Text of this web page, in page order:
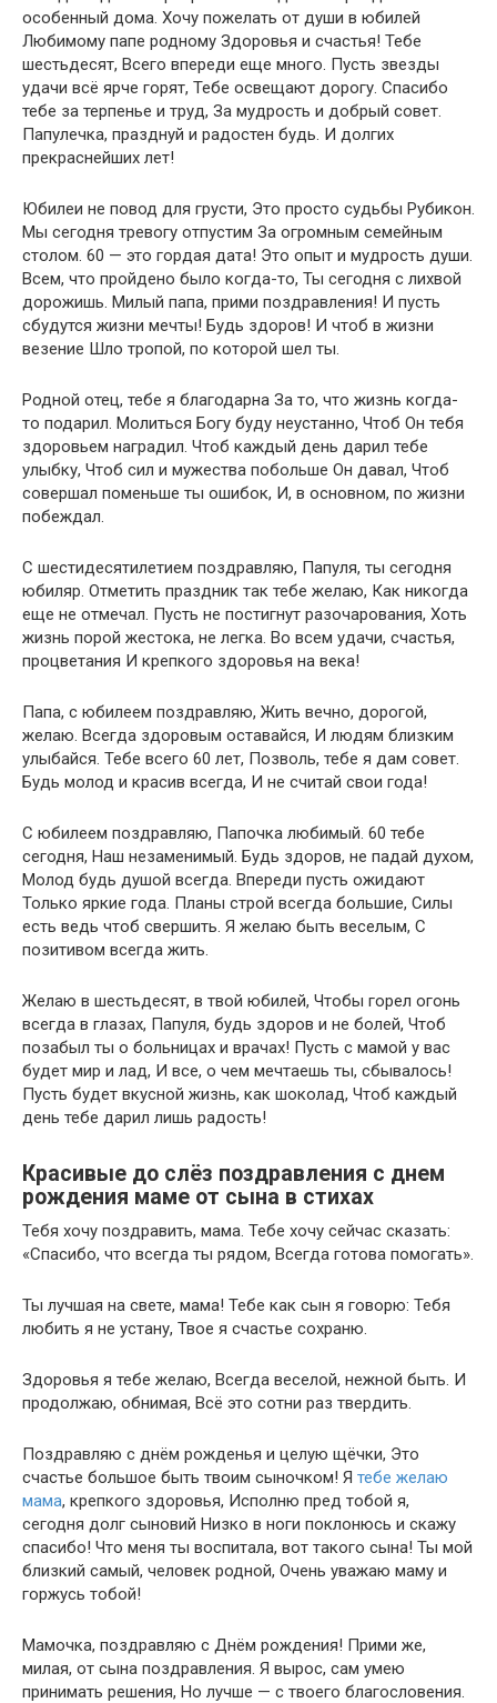
особенный дома. Хочу пожелать от души в юбилей
Любимому папе родному Здоровья и счастья! Тебе
шестьдесят, Всего впереди еще много. Пусть звезды
удачи всё ярче горят, Тебе освещают дорогу. Спасибо
тебе за терпенье и труд, За мудрость и добрый совет.
Папулечка, празднуй и радостен будь. И долгих
прекраснейших лет!
Юбилеи не повод для грусти, Это просто судьбы Рубикон.
Мы сегодня тревогу отпустим За огромным семейным
столом. 60 — это гордая дата! Это опыт и мудрость души.
Всем, что пройдено было когда-то, Ты сегодня с лихвой
дорожишь. Милый папа, прими поздравления! И пусть
сбудутся жизни мечты! Будь здоров! И чтоб в жизни
везение Шло тропой, по которой шел ты.
Родной отец, тебе я благодарна За то, что жизнь когда-
то подарил. Молиться Богу буду неустанно, Чтоб Он тебя
здоровьем наградил. Чтоб каждый день дарил тебе
улыбку, Чтоб сил и мужества побольше Он давал, Чтоб
совершал поменьше ты ошибок, И, в основном, по жизни
побеждал.
С шестидесятилетием поздравляю, Папуля, ты сегодня
юбиляр. Отметить праздник так тебе желаю, Как никогда
еще не отмечал. Пусть не постигнут разочарования, Хоть
жизнь порой жестока, не легка. Во всем удачи, счастья,
процветания И крепкого здоровья на века!
Папа, с юбилеем поздравляю, Жить вечно, дорогой,
желаю. Всегда здоровым оставайся, И людям близким
улыбайся. Тебе всего 60 лет, Позволь, тебе я дам совет.
Будь молод и красив всегда, И не считай свои года!
С юбилеем поздравляю, Папочка любимый. 60 тебе
сегодня, Наш незаменимый. Будь здоров, не падай духом,
Молод будь душой всегда. Впереди пусть ожидают
Только яркие года. Планы строй всегда большие, Силы
есть ведь чтоб свершить. Я желаю быть веселым, С
позитивом всегда жить.
Желаю в шестьдесят, в твой юбилей, Чтобы горел огонь
всегда в глазах, Папуля, будь здоров и не болей, Чтоб
позабыл ты о больницах и врачах! Пусть с мамой у вас
будет мир и лад, И все, о чем мечтаешь ты, сбывалось!
Пусть будет вкусной жизнь, как шоколад, Чтоб каждый
день тебе дарил лишь радость!
Красивые до слёз поздравления с днем
рождения маме от сына в стихах
Тебя хочу поздравить, мама. Тебе хочу сейчас сказать:
«Спасибо, что всегда ты рядом, Всегда готова помогать».
Ты лучшая на свете, мама! Тебе как сын я говорю: Тебя
любить я не устану, Твое я счастье сохраню.
Здоровья я тебе желаю, Всегда веселой, нежной быть. И
продолжаю, обнимая, Всё это сотни раз твердить.
Поздравляю с днём рожденья и целую щёчки, Это
счастье большое быть твоим сыночком! Я тебе желаю
мама, крепкого здоровья, Исполню пред тобой я,
сегодня долг сыновий Низко в ноги поклонюсь и скажу
спасибо! Что меня ты воспитала, вот такого сына! Ты мой
близкий самый, человек родной, Очень уважаю маму и
горжусь тобой!
Мамочка, поздравляю с Днём рождения! Прими же,
милая, от сына поздравления. Я вырос, сам умею
принимать решения, Но лучше — с твоего благословения.